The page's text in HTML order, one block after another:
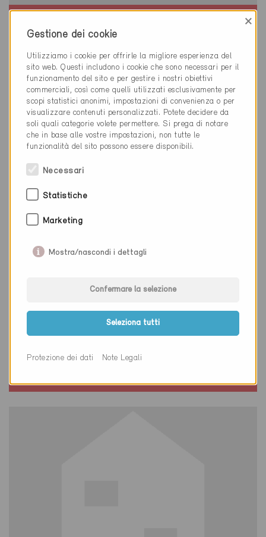
Definitivo
Zwingen 4222
Nuova costruzione, Abitazioni MF
BL-993
Nuova costruzione, Amministrazione
Gestione dei cookie
×
Utilizziamo i cookie per offrirle la migliore esperienza del
sito web. Questi includono i cookie che sono necessari per il
funzionamento del sito e per gestire i nostri obiettivi
commerciali, così come quelli utilizzati esclusivamente per
scopi statistici anonimi, impostazioni di convenienza o per
visualizzare contenuti personalizzati. Potete decidere da
soli quali categorie volete permettere. Si prega di notare
che in base alle vostre impostazioni, non tutte le
funzionalità del sito possono essere disponibili.
Necessari
Statistiche
Marketing
Mostra/nascondi i dettagli
Confermare la selezione
Seleziona tutti
Protezione dei dati Note Legali